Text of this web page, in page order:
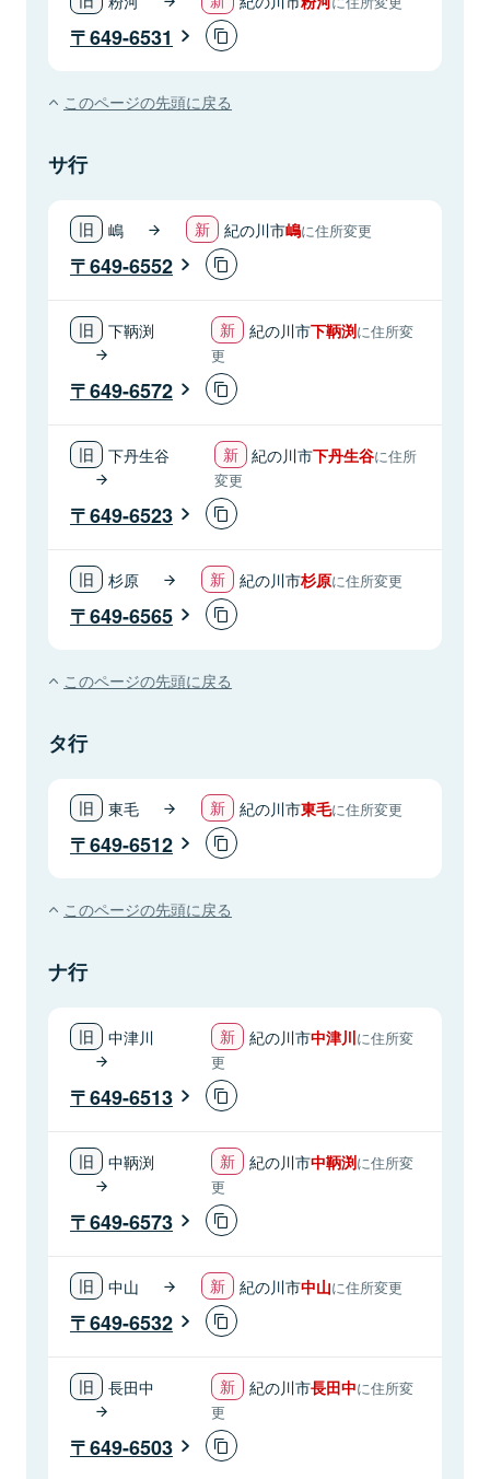
649-6531
このページの先頭に戻る
サ行
嶋 紀の川市嶋に住所変更
649-6552
下鞆渕 紀の川市下鞆渕に住所変
更
649-6572
下丹生谷 紀の川市下丹生谷に住所
変更
649-6523
杉原 紀の川市杉原に住所変更
649-6565
このページの先頭に戻る
タ行
東毛 紀の川市東毛に住所変更
649-6512
このページの先頭に戻る
ナ行
中津川 紀の川市中津川に住所変
更
649-6513
中鞆渕 紀の川市中鞆渕に住所変
更
649-6573
中山 紀の川市中山に住所変更
649-6532
長田中 紀の川市長田中に住所変
更
649-6503